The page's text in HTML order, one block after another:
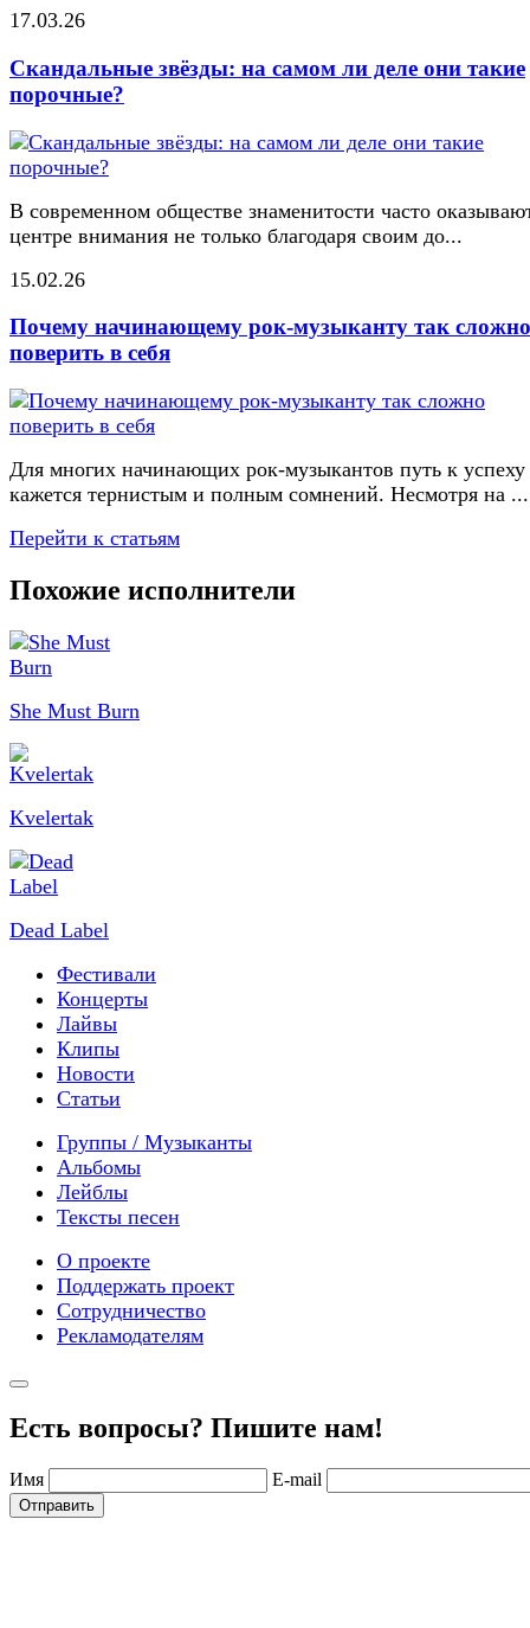
17.03.26
Скандальные звёзды: на самом ли деле они такие
порочные?
В современном обществе знаменитости часто
центре внимания не только благодаря своим до...
15.02.26
Почему начинающему рок-музыканту так сложно
поверить в себя
Для многих начинающих рок-музыкантов путь к успеху
кажется тернистым и полным сомнений. Несмотря на ...
Перейти к статьям
Похожие исполнители
She Must Burn
Kvelertak
Dead Label
Фестивали
Концерты
Лайвы
Клипы
Новости
Статьи
Группы / Музыканты
Альбомы
Лейблы
Тексты песен
О проекте
Поддержать проект
Сотрудничество
Рекламодателям
Есть вопросы? Пишите нам!
Имя E-mail